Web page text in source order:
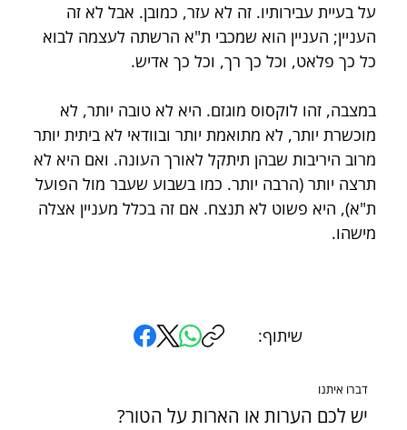
על בעיית עבירותיו. זה לא עזר, כמובן. אבל לא זה
העניין; העניין הוא שמכבי ת"א הרשתה לעצמה לבוא
כל כך פלאט, וכל כך רך, וכל כך אדיש.
במצבה, זהו לוקסוס מוגזם. היא לא טובה יותר, לא
מוכשרת יותר, לא מתואמת יותר ובוודאי לא ביתית יותר
מרוב היריבות שבהן תיתקל לאורך העונה. ואם היא לא
תרצה יותר (הרבה יותר. כמו בשבוע שעבר מול הפועל
ת"א), היא פשוט לא תנצח. אם זה בכלל מעניין אצלה
מישהו.
שיתוף:
דברו איתנו
יש לכם הערות או הארות על הטור?